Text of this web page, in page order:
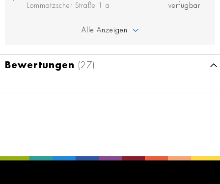
Lommatzscher Straße 1 a
verfügbar
Alle Anzeigen
Bewertungen 27